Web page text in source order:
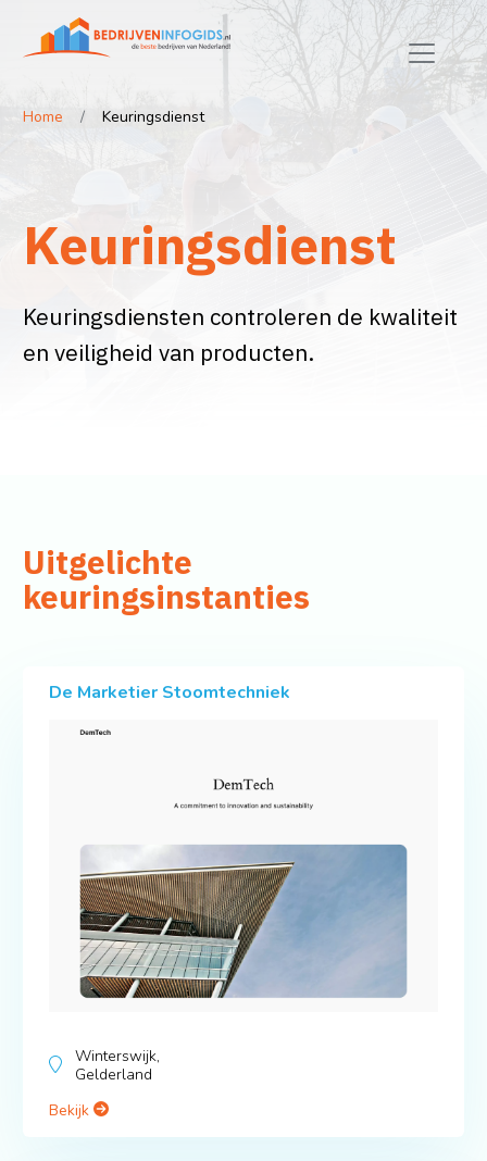
Home Keuringsdienst
Keuringsdienst
Keuringsdiensten controleren de kwaliteit
en veiligheid van producten.
Uitgelichte
keuringsinstanties
De Marketier Stoomtechniek
Winterswijk,
Gelderland
Bekijk